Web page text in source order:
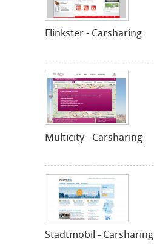
Flinkster - Carsharing
Multicity - Carsharing
Stadtmobil - Carsharing